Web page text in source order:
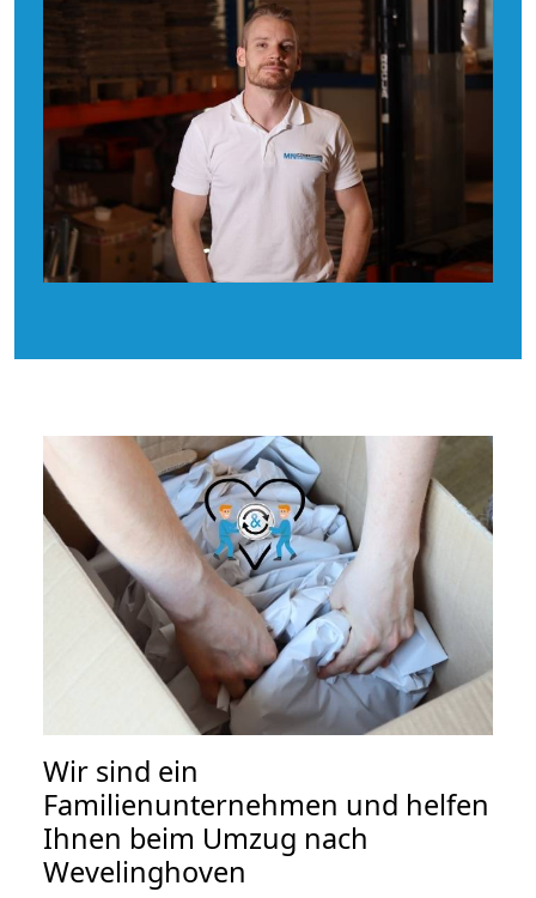
Wir sind ein
Familienunternehmen und helfen
Ihnen beim Umzug nach
Wevelinghoven